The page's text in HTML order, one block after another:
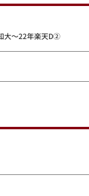
大～22年楽天D②